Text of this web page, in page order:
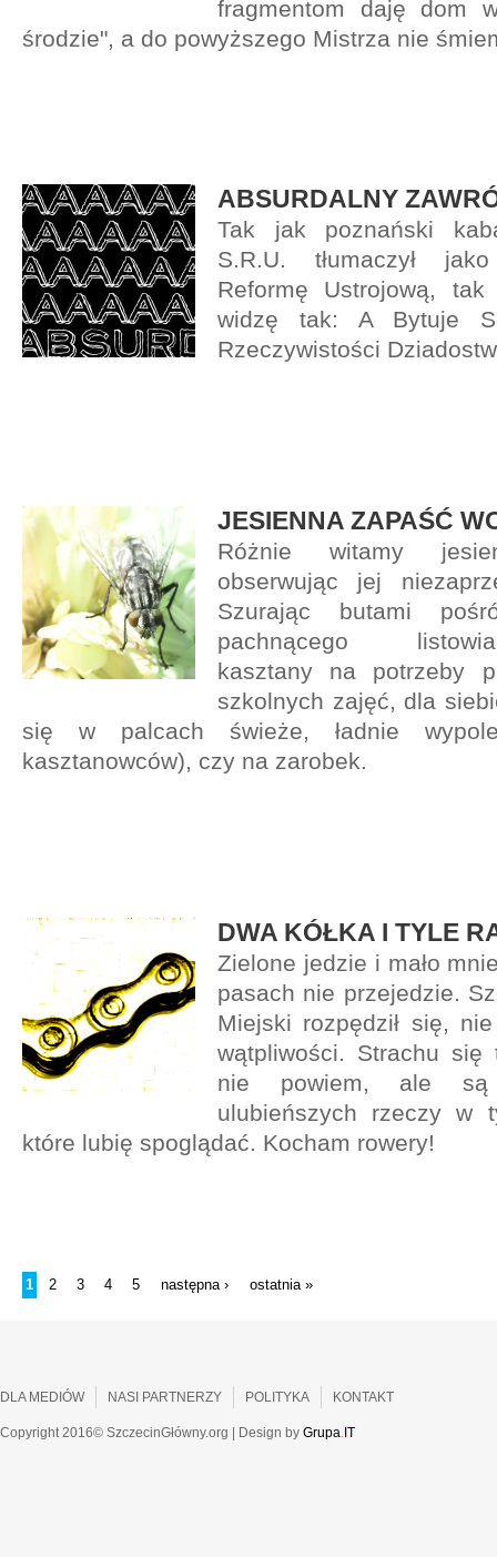
fragmentom daję dom
środzie", a do powyższego Mistrza nie
ABSURDALNY
Tak jak poznański
S.R.U. tłumaczył
Reformę Ustrojową, tak
widzę tak: A Bytuje
Rzeczywistości
JESIENNA ZAPAŚĆ
Różnie witamy
obserwując jej
Szurając butami
pachnącego
kasztany na potrzeby
szkolnych zajęć, dla
się w palcach świeże, ładnie
kasztanowców), czy na zarobek.
DWA KÓŁKA I TYLE
Zielone jedzie i mało
pasach nie przejedzie.
Miejski rozpędził się,
wątpliwości. Strachu się
nie powiem, ale
ulubieńszych rzeczy w
które lubię spoglądać. Kocham rowery!
1 2 3 4 5 następna › ostatnia »
DLA MEDIÓW NASI PARTNERZY POLITYKA KONTAKT
Copyright 2016© SzczecinGłówny.org | Design by Grupa. IT